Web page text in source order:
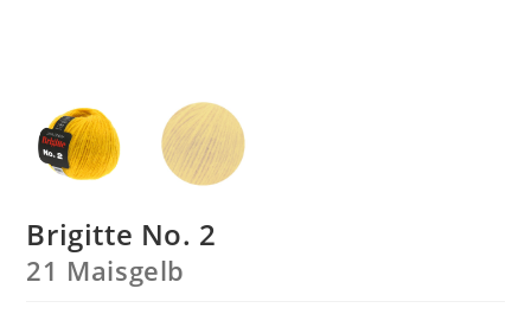
Brigitte No. 2
21 Maisgelb